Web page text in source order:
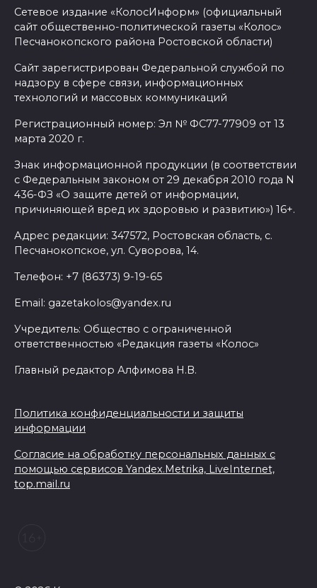
Сетевое издание «КолосИнформ» (официальный
сайт общественно-политической газеты «Колос»
Песчанокопского района Ростовской области)
Сайт зарегистрирован Федеральной службой по
надзору в сфере связи, информационных
технологий и массовых коммуникаций
Регистрационный номер: Эл № ФС77-77909 от 13
марта 2020 г.
Знак информационной продукции (в соответствии
с Федеральным законом от 29 декабря 2010 года N
436-ФЗ «О защите детей от информации,
причиняющей вред их здоровью и развитию») 16+.
Адрес редакции: 347572, Ростовская область, с.
Песчанокопское, ул. Суворова, 14.
Телефон: +7 (86373) 9-19-65
Email: gazetakolos@yandex.ru
Учредитель: Общество с ограниченной
ответственностью «Редакция газеты «Колос»
Главный редактор Алфимова Н.В.
Политика конфиденциальности и защиты
информации
Согласие на обработку персональных данных с
помощью сервисов Yandex.Metrika, LiveInternet,
top.mail.ru